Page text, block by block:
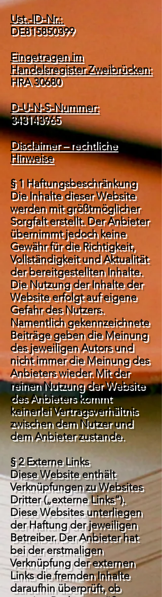
Ust.-ID-Nr.:
DE815850399
Eingetragen im
Handelsregister Zweibrücken:
HRA 30680
D-U-N-S-Nummer:
343143965
Disclaimer – rechtliche
Hinweise
§ 1 Haftungsbeschränkung
Die Inhalte dieser Website
werden mit größtmöglicher
Sorgfalt erstellt. Der Anbieter
übernimmt jedoch keine
Gewähr für die Richtigkeit,
Vollständigkeit und Aktualität
der bereitgestellten Inhalte.
Die Nutzung der Inhalte der
Website erfolgt auf eigene
Gefahr des Nutzers.
Namentlich gekennzeichnete
Beiträge geben die Meinung
des jeweiligen Autors und
nicht immer die Meinung des
Anbieters wieder. Mit der
reinen Nutzung der Website
des Anbieters kommt
keinerlei Vertragsverhältnis
zwischen dem Nutzer und
dem Anbieter zustande.
§ 2 Externe Links
Diese Website enthält
Verknüpfungen zu Websites
Dritter („externe Links“).
Diese Websites unterliegen
der Haftung der jeweiligen
Betreiber. Der Anbieter hat
bei der erstmaligen
Verknüpfung der externen
Links die fremden Inhalte
daraufhin überprüft, ob